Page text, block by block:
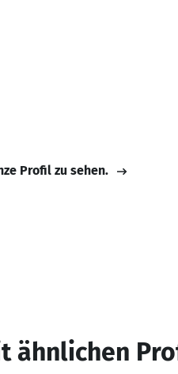
Profil zu sehen.
ähnlichen